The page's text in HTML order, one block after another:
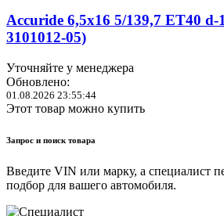
Accuride 6,5x16 5/139,7 ET40 d-
3101012-05)
Уточняйте у менеджера
Обновлено:
01.08.2026 23:55:44
Этот товар можно купить
Запрос и поиск товара
Введите VIN или марку, а специалист
подбор для вашего автомобиля.